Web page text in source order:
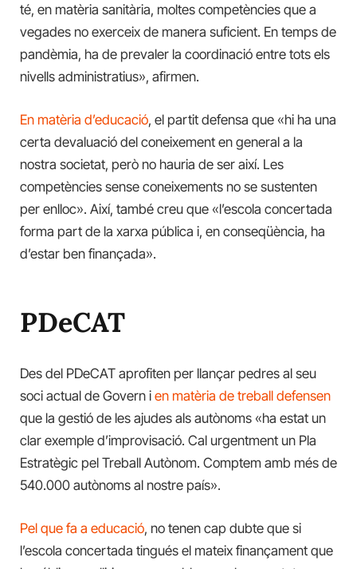
té, en matèria sanitària, moltes competències que a
vegades no exerceix de manera suficient. En temps de
pandèmia, ha de prevaler la coordinació entre tots els
nivells administratius», afirmen.
En matèria d’educació, el partit defensa que «hi ha una
certa devaluació del coneixement en general a la
nostra societat, però no hauria de ser així. Les
competències sense coneixements no se sustenten
per enlloc». Així, també creu que «l’escola concertada
forma part de la xarxa pública i, en conseqüència, ha
d’estar ben finançada».
PDeCAT
Des del PDeCAT aprofiten per llançar pedres al seu
soci actual de Govern i en matèria de treball defensen
que la gestió de les ajudes als autònoms «ha estat un
clar exemple d’improvisació. Cal urgentment un Pla
Estratègic pel Treball Autònom. Comptem amb més de
540.000 autònoms al nostre país».
Pel que fa a educació, no tenen cap dubte que si
l’escola concertada tingués el mateix finançament que